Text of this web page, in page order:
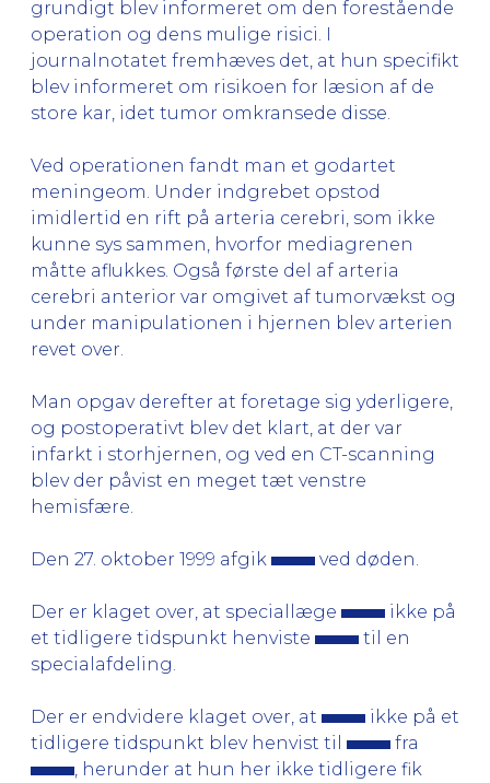
grundigt blev informeret om den forestående
operation og dens mulige risici. I
journalnotatet fremhæves det, at hun specifikt
blev informeret om risikoen for læsion af de
store kar, idet tumor omkransede disse.
Ved operationen fandt man et godartet
meningeom. Under indgrebet opstod
imidlertid en rift på arteria cerebri, som ikke
kunne sys sammen, hvorfor mediagrenen
måtte aflukkes. Også første del af arteria
cerebri anterior var omgivet af tumorvækst og
under manipulationen i hjernen blev arterien
revet over.
Man opgav derefter at foretage sig yderligere,
og postoperativt blev det klart, at der var
infarkt i storhjernen, og ved en CT-scanning
blev der påvist en meget tæt venstre
hemisfære.
Den 27. oktober 1999 afgik ved døden.
Der er klaget over, at speciallæge
ikke på
et tidligere tidspunkt henviste
til en
specialafdeling.
Der er endvidere klaget over, at
ikke på et
tidligere tidspunkt blev henvist til
fra
, herunder at hun her ikke tidligere fik